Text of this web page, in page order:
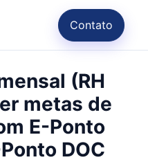
Contato
(RH
metas de
E-Ponto
DOC